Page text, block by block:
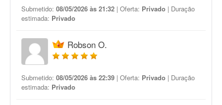
Submetido: 08/05/2026 às 21:32 | Oferta: Privado | Duração
estimada: Privado
Robson O.
Submetido: 08/05/2026 às 22:39 | Oferta: Privado | Duração
estimada: Privado